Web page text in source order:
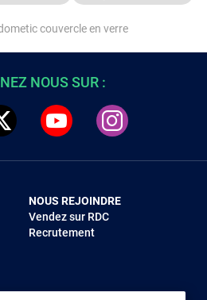
couvercle en verre
NOUS SUR :
NOUS REJOINDRE
Vendez sur RDC
Recrutement